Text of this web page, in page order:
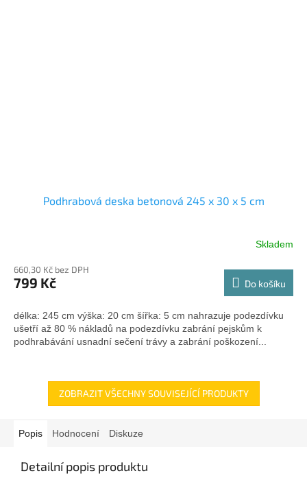
Podhrabová deska betonová 245 x 30 x 5 cm
Skladem
660,30 Kč bez DPH
799 Kč Do košíku
délka: 245 cm výška: 20 cm šířka: 5 cm nahrazuje podezdívku
ušetří až 80 % nákladů na podezdívku zabrání pejskům k
podhrabávání usnadní sečení trávy a zabrání poškození...
ZOBRAZIT VŠECHNY SOUVISEJÍCÍ PRODUKTY
Popis Hodnocení Diskuze
Detailní popis produktu